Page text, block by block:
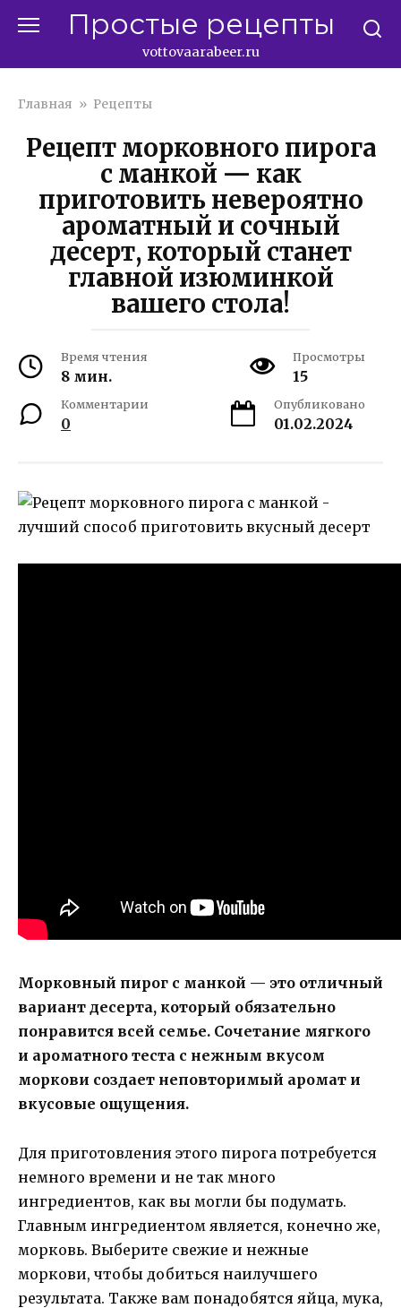
Простые рецепты
vottovaarabeer.ru
Главная » Рецепты
Рецепт морковного пирога
с манкой — как
приготовить невероятно
ароматный и сочный
десерт, который станет
главной изюминкой
вашего стола!
Время чтения
8 мин.
Просмотры
15
Комментарии
0
Опубликовано
01.02.2024
Морковный пирог с манкой — это отличный
вариант десерта, который обязательно
понравится всей семье. Сочетание мягкого
и ароматного теста с нежным вкусом
моркови создает неповторимый аромат и
вкусовые ощущения.
Для приготовления этого пирога потребуется
немного времени и не так много
ингредиентов, как вы могли бы подумать.
Главным ингредиентом является, конечно же,
морковь. Выберите свежие и нежные
моркови, чтобы добиться наилучшего
результата. Также вам понадобятся яйца, мука,